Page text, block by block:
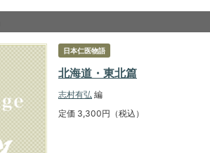
日本仁医物語
北海道・東北篇
志村有弘 編
定価 3,300円（税込）